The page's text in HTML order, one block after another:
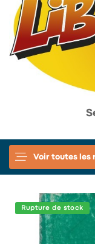
Voir toutes les
Rupture de stock